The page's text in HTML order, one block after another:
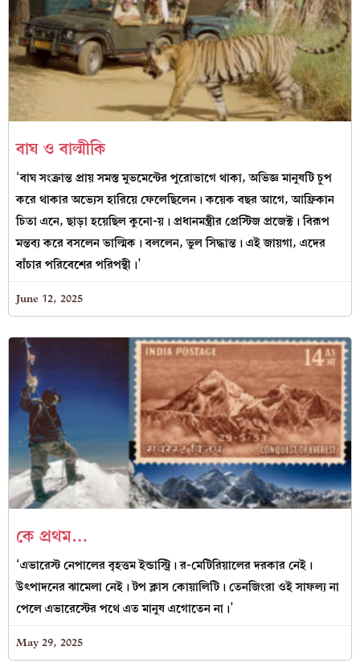
বাঘ ও বাল্মীকি
‘বাঘ সংক্রান্ত প্রায় সমস্ত মুভমেন্টের পুরোভাগে থাকা, অভিজ্ঞ মানুষটি চুপ
করে থাকার অভ্যেস হারিয়ে ফেলেছিলেন। কয়েক বছর আগে, আফ্রিকান
চিতা এনে, ছাড়া হয়েছিল কুনো-য়। প্রধানমন্ত্রীর প্রেস্টিজ প্রজেক্ট। বিরূপ
মন্তব্য করে বসলেন ভাল্মিক। বললেন, ভুল সিদ্ধান্ত। এই জায়গা, এদের
বাঁচার পরিবেশের পরিপন্থী।’
June 12, 2025
কে প্রথম…
‘এভারেস্ট নেপালের বৃহত্তম ইন্ডাস্ট্রি। র-মেটিরিয়ালের দরকার নেই।
উৎপাদনের ঝামেলা নেই। টপ ক্লাস কোয়ালিটি। তেনজিংরা ওই সাফল্য না
পেলে এভারেস্টের পথে এত মানুষ এগোতেন না।’
May 29, 2025